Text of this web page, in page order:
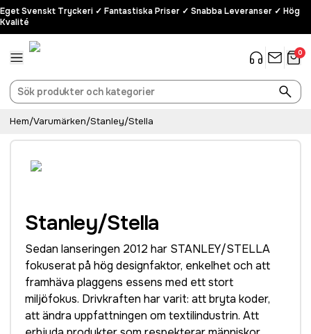
Eget Svenskt Tryckeri ✓ Fantastiska Priser ✓ Snabba Leveranser ✓ Hög
Kvalité
0
Hem/Varumärken/Stanley/Stella
Stanley/Stella
Sedan lanseringen 2012 har STANLEY/STELLA
fokuserat på hög designfaktor, enkelhet och att
framhäva plaggens essens med ett stort
miljöfokus. Drivkraften har varit: att bryta koder,
att ändra uppfattningen om textilindustrin. Att